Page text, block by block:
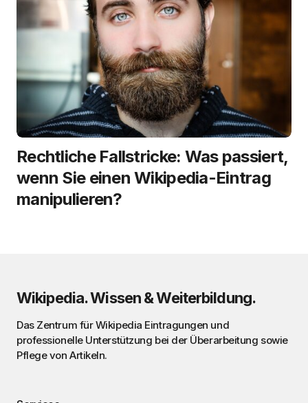
Rechtliche Fallstricke: Was passiert,
wenn Sie einen Wikipedia-Eintrag
manipulieren?
Wikipedia. Wissen & Weiterbildung.
Das Zentrum für Wikipedia Eintragungen und
professionelle Unterstützung bei der Überarbeitung sowie
Pflege von Artikeln.